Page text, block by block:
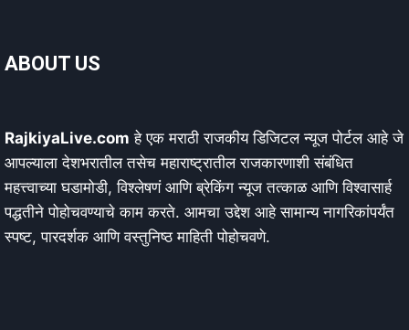
ABOUT US
RajkiyaLive.com हे एक मराठी राजकीय डिजिटल न्यूज पोर्टल आहे जे
आपल्याला देशभरातील तसेच महाराष्ट्रातील राजकारणाशी संबंधित
महत्त्वाच्या घडामोडी, विश्लेषणं आणि ब्रेकिंग न्यूज तत्काळ आणि विश्वासार्ह
पद्धतीने पोहोचवण्याचे काम करते. आमचा उद्देश आहे सामान्य नागरिकांपर्यंत
स्पष्ट, पारदर्शक आणि वस्तुनिष्ठ माहिती पोहोचवणे.